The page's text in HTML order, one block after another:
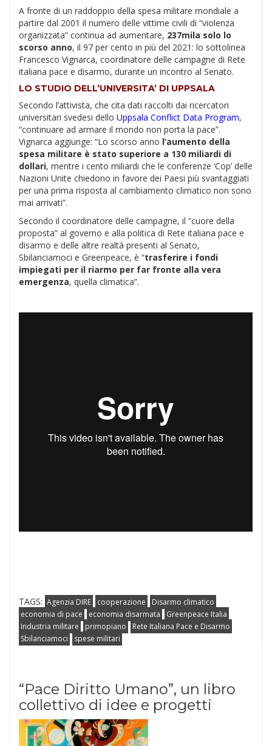
A fronte di un raddoppio della spesa militare mondiale a
partire dal 2001 il numero delle vittime civili di “violenza
organizzata” continua ad aumentare, 237mila solo lo
scorso anno, il 97 per cento in più del 2021: lo sottolinea
Francesco Vignarca, coordinatore delle campagne di Rete
italiana pace e disarmo, durante un incontro al Senato.
LO STUDIO DELL’UNIVERSITA’ DI UPPSALA
Secondo l’attivista, che cita dati raccolti dai ricercatori
universitari svedesi dello Uppsala Conflict Data Program,
“continuare ad armare il mondo non porta la pace”.
Vignarca aggiunge: “Lo scorso anno l’aumento della
spesa militare è stato superiore a 130 miliardi di
dollari, mentre i cento miliardi che le conferenze ‘Cop’ delle
Nazioni Unite chiedono in favore dei Paesi più svantaggiati
per una prima risposta al cambiamento climatico non sono
mai arrivati”.
Secondo il coordinatore delle campagne, il “cuore della
proposta” al governo e alla politica di Rete italiana pace e
disarmo e delle altre realtà presenti al Senato,
Sbilanciamoci e Greenpeace, è “trasferire i fondi
impiegati per il riarmo per far fronte alla vera
emergenza, quella climatica”.
TAGS: Agenzia DIRE cooperazione
Disarmo climatico
economia di pace
economia disarmata
Greenpeace Italia
Industria militare
primopiano
Rete Italiana Pace e Disarmo
Sbilanciamoci
spese militari
“Pace Diritto Umano”, un libro
collettivo di idee e progetti